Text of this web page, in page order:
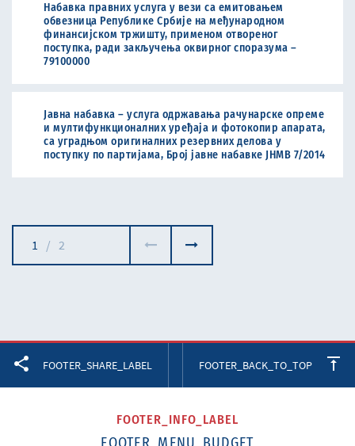
Набавка правних услуга у вези са емитовањем
обвезница Републике Србије на међународном
финансијском тржишту, применом отвореног
поступка, ради закључења оквирног споразума –
79100000
Јавна набавка – услуга одржавања рачунарске опреме
и мултифункционалних уређаја и фотокопир апарата,
са уградњом оригиналних резервних делова у
поступку по партијама, Број јавне набавке ЈНМВ 7/2014
1 / 2
FOOTER_SHARE_LABEL FOOTER_BACK_TO_TOP
FOOTER_INFO_LABEL